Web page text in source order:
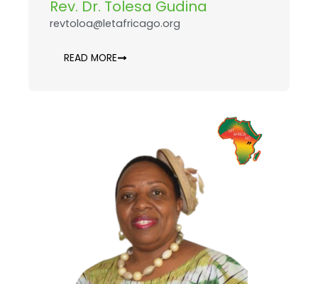
Rev. Dr. Tolesa Gudina
revtoloa@letafricago.org
READ MORE